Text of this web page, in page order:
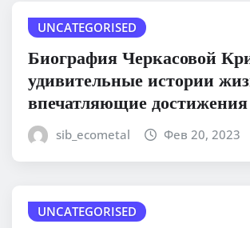
UNCATEGORISED
Биография Черкасовой
удивительные истории
впечатляющие достижения
sib_ecometal Фев 20, 2023
UNCATEGORISED